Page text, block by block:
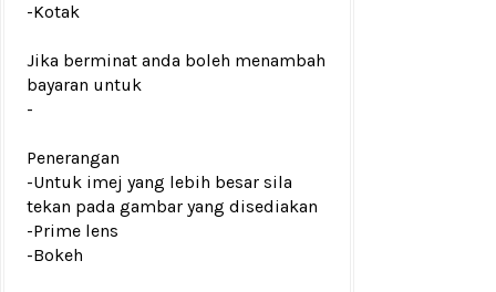
-Kotak
Jika berminat anda boleh menambah
bayaran untuk
-
Penerangan
-Untuk imej yang lebih besar sila
tekan pada gambar yang disediakan
-Prime lens
-Bokeh